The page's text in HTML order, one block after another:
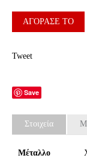
ΑΓΌΡΑΣΈ ΤΟ
Tweet
Save
Στοιχεία
Μέταλλο